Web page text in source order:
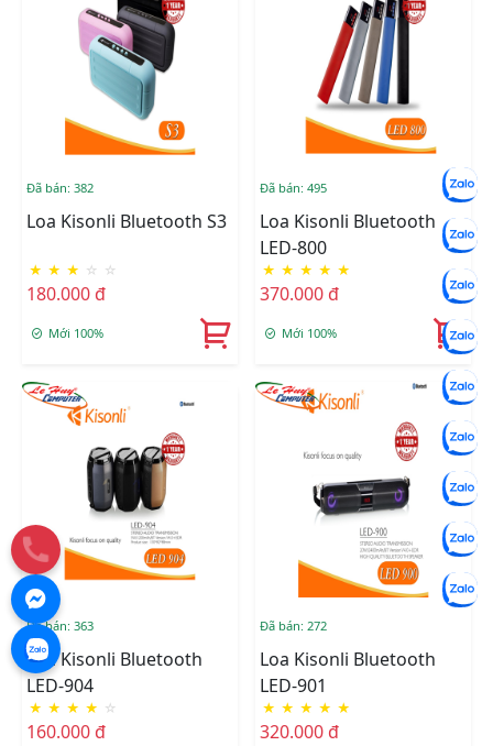
Đã bán: 382
Loa Kisonli Bluetooth S3
★ ★ ★ ☆ ☆
180.000 đ
Mới 100%
Đã bán: 495
Loa Kisonli Bluetooth
LED-800
★ ★ ★ ★ ★
370.000 đ
Mới 100%
Đã bán: 363
Loa Kisonli Bluetooth
LED-904
★ ★ ★ ★ ☆
160.000 đ
Đã bán: 272
Loa Kisonli Bluetooth
LED-901
★ ★ ★ ★ ★
320.000 đ